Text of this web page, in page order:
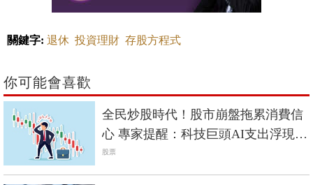
關鍵字: 退休 投資理財 存股方程式
你可能會喜歡
全民炒股時代！股市崩盤拖累消費信
心 專家提醒：科技巨頭AI支出浮現壓
力
股票